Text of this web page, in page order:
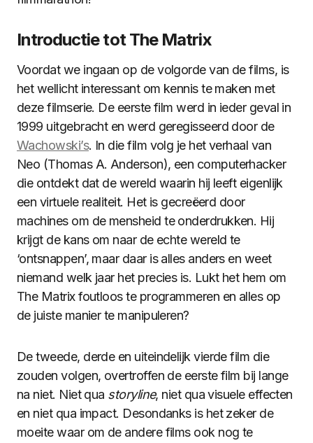
Introductie tot The Matrix
Voordat we ingaan op de volgorde van de films, is
het wellicht interessant om kennis te maken met
deze filmserie. De eerste film werd in ieder geval in
1999 uitgebracht en werd geregisseerd door de
Wachowski’s. In die film volg je het verhaal van
Neo (Thomas A. Anderson), een computerhacker
die ontdekt dat de wereld waarin hij leeft eigenlijk
een virtuele realiteit. Het is gecreëerd door
machines om de mensheid te onderdrukken. Hij
krijgt de kans om naar de echte wereld te
‘ontsnappen’, maar daar is alles anders en weet
niemand welk jaar het precies is. Lukt het hem om
The Matrix foutloos te programmeren en alles op
de juiste manier te manipuleren?
De tweede, derde en uiteindelijk vierde film die
zouden volgen, overtroffen de eerste film bij lange
na niet. Niet qua storyline, niet qua visuele effecten
en niet qua impact. Desondanks is het zeker de
moeite waar om de andere films ook nog te